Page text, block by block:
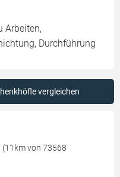
Arbeiten,
Durchführung
vergleichen
(11km von 73568